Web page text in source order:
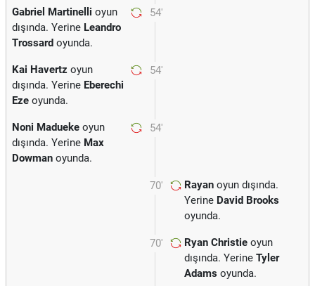
54'
Gabriel Martinelli oyun
dışında. Yerine Leandro
Trossard oyunda.
54'
Kai Havertz oyun
dışında. Yerine Eberechi
Eze oyunda.
54'
Noni Madueke oyun
dışında. Yerine Max
Dowman oyunda.
70' Rayan oyun dışında.
Yerine David Brooks
oyunda.
70' Ryan Christie oyun
dışında. Yerine Tyler
Adams oyunda.